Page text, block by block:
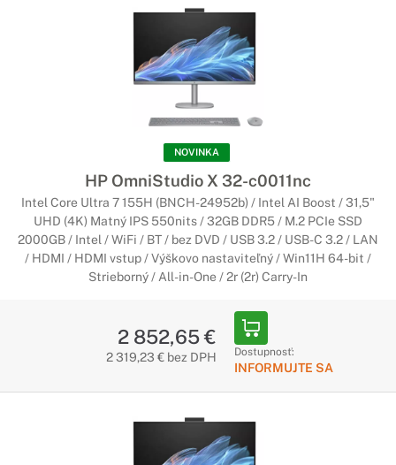
NOVINKA
HP OmniStudio X 32-c0011nc
Intel Core Ultra 7 155H (BNCH-24952b) / Intel AI Boost / 31,5"
UHD (4K) Matný IPS 550nits / 32GB DDR5 / M.2 PCIe SSD
2000GB / Intel / WiFi / BT / bez DVD / USB 3.2 / USB-C 3.2 / LAN
/ HDMI / HDMI vstup / Výškovo nastaviteľný / Win11H 64-bit /
Strieborný / All-in-One / 2r (2r) Carry-In
2 852,65 €
2 319,23 € bez DPH Dostupnosť:
INFORMUJTE SA